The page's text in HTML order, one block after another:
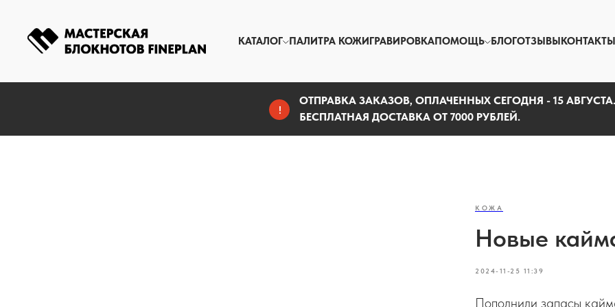
КАТАЛОГ ПАЛИТРА КОЖИГРАВИРОВКАПОМОЩЬ БЛОГОТЗЫВЫКОНТАКТЫ
!
ОТПРАВКА ЗАКАЗОВ, ОПЛАЧЕННЫХ СЕГОДНЯ - 15 АВГУСТА.
БЕСПЛАТНАЯ ДОСТАВКА ОТ 7000 РУБЛЕЙ.
КОЖА
Новые
2024-11-25 11:39
Пополнили запасы